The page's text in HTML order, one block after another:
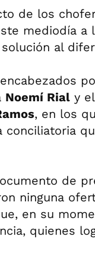
de los
mediodía a
al
Noemí Rial y
, en los
de
ninguna
en su
quienes